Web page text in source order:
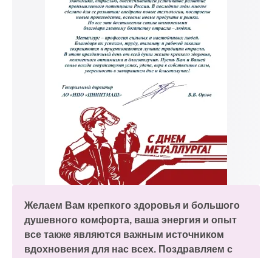
Желаем Вам крепкого здоровья и большого
душевного комфорта, ваша энергия и опыт
все также являются важным источником
вдохновения для нас всех. Поздравляем с